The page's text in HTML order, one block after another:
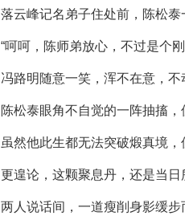
落云峰记名弟子住处前，陈松
“呵呵，陈师弟放心，不过是个
冯路明随意一笑，浑不在意，不
陈松泰眼角不自觉的一阵抽搐
虽然他此生都无法突破煅真境
更遑论，这颗聚息丹，还是当日
两人说话间，一道瘦削身影缓